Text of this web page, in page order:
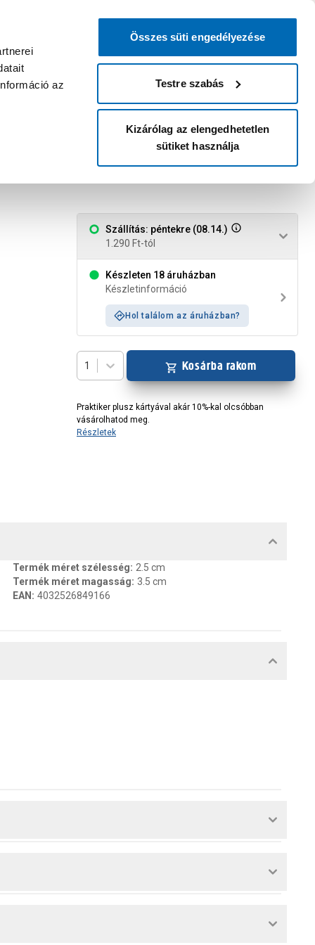
az
Összes süti engedélyezése
Testre szabás
Kizárólag az elengedhetetlen
sütiket használja
bejelentkezni?
Belépés Listáim
Áruházak és szolgáltatások
Szállítás: péntekre (08.14.)
1.290 Ft-tól
Készleten 18 áruházban
Készletinformáció
Hol találom az áruházban?
1 Kosárba rakom
Praktiker plusz kártyával akár 10%-kal olcsóbban
vásárolhatod meg.
Részletek
Termék méret szélesség: 2.5 cm
Termék méret magasság: 3.5 cm
EAN : 4032526849166